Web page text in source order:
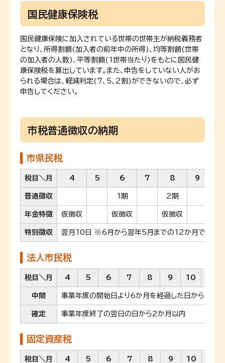
国民健康保険税
国民健康保険に加入されている世帯の世帯主が納税義務者
となり、所得割額(加入者の前年中の所得)、均等割額(世帯
の加入者の人数)、平等割額(1世帯当たり)をもとに国民健
康保険税を算出しています。また、申告をしていない人がお
られる場合は、軽減判定(7、5、2割)ができないので、必ず
申告してください。
市税普通徴収の納期
市県民税
税目＼月 4 5 6 7 8 9
普通徴収 1期 2期
年金特徴 仮徴収 仮徴収 仮徴収
特別徴収 翌月10日 ※6月から翌年5月までの12か月で徴収
法人市民税
税目＼月 4 5 6 7 8 9 10
中間 事業年度の開始日より6か月を経過した日から2か
確定 事業年度終了の翌日の日から2か月以内
固定資産税
税目＼月 4 5 6 7 8 9 10